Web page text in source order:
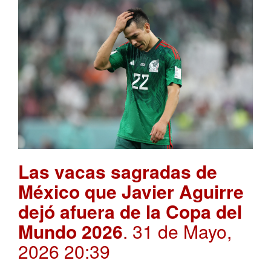
Las vacas sagradas de
México que Javier Aguirre
dejó afuera de la Copa del
Mundo 2026. 31 de Mayo,
2026 20:39